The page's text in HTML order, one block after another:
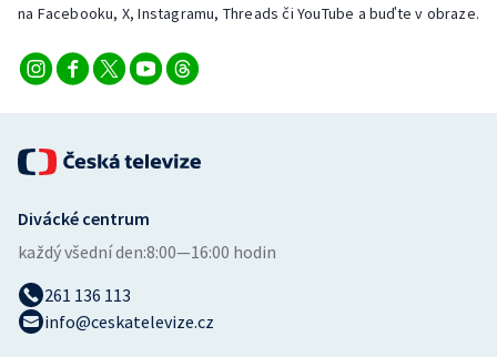
Ostatní
na Facebooku, X, Instagramu, Threads či YouTube a buďte v obraze.
Divácké centrum
každý všední den:8:00—16:00 hodin
261 136 113
info@ceskatelevize.cz